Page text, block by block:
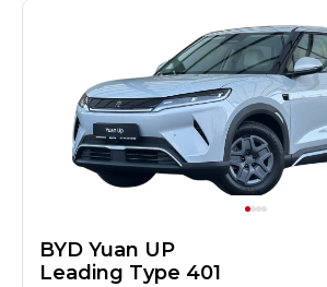
BYD Yuan UP
Leading Type 401